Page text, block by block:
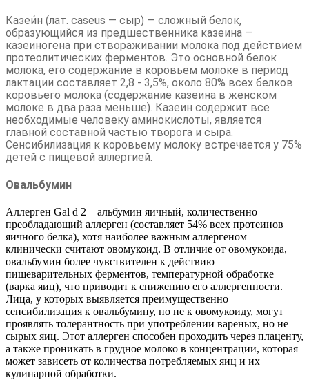
Казеи́н (лат. caseus — сыр) — сложный белок,
образующийся из предшественника казеина —
казеиногена при створаживании молока под действием
протеолитических ферментов. Это основной белок
молока, его содержание в коровьем молоке в период
лактации составляет 2,8 - 3,5%, около 80% всех белков
коровьего молока (содержание казеина в женском
молоке в два раза меньше). Казеин содержит все
необходимые человеку аминокислоты, является
главной составной частью творога и сыра.
Сенсибилизация к коровьему молоку встречается у 75%
детей с пищевой аллергией.
Овальбумин
Аллерген Gal d 2 – альбумин яичный, количественно
преобладающий аллерген (составляет 54% всех протеинов
яичного белка), хотя наиболее важным аллергеном
клинически считают овомукоид. В отличие от овомукоида,
овальбумин более чувствителен к действию
пищеварительных ферментов, температурной обработке
(варка яиц), что приводит к снижению его аллергенности.
Лица, у которых выявляется преимущественно
сенсибилизация к овальбумину, но не к овомукоиду, могут
проявлять толерантность при употреблении вареных, но не
сырых яиц. Этот аллерген способен проходить через плаценту,
а также проникать в грудное молоко в концентрации, которая
может зависеть от количества потребляемых яиц и их
кулинарной обработки.